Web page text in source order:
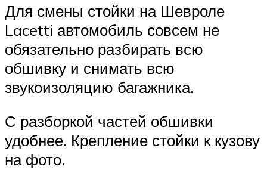
Для смены стойки на Шевроле
Lacetti автомобиль совсем не
обязательно разбирать всю
обшивку и снимать всю
звукоизоляцию багажника.
С разборкой частей обшивки
удобнее. Крепление стойки к кузову
на фото.